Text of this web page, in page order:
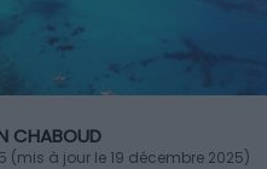
CHABOUD
(mis à jour le 19 décembre 2025)